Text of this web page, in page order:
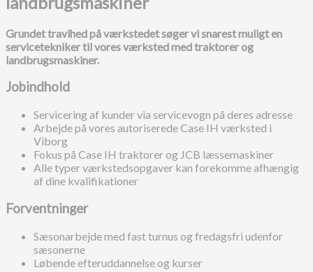
Grundet travlhed på værkstedet søger vi snarest muligt en
servicetekniker til vores værksted med traktorer og
landbrugsmaskiner.
Jobindhold
Servicering af kunder via servicevogn på deres adresse
Arbejde på vores autoriserede Case IH værksted i
Viborg
Fokus på Case IH traktorer og JCB læssemaskiner
Alle typer værkstedsopgaver kan forekomme afhængig
af dine kvalifikationer
Forventninger
Sæsonarbejde med fast turnus og fredagsfri udenfor
sæsonerne
Løbende efteruddannelse og kurser